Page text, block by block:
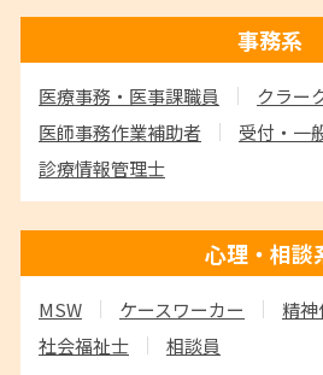
事務系
医療事務・医事課職員
クラー
医師事務作業補助者
受付・一
診療情報管理士
心理・相談
MSW ケースワーカー
精神
社会福祉士
相談員